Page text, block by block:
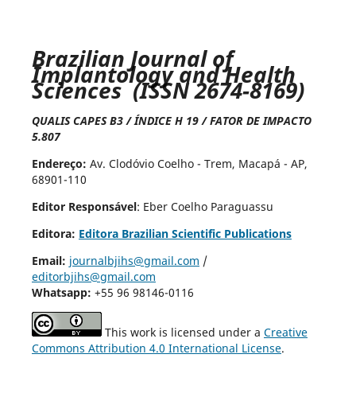
Brazilian Journal of
Implantology and Health
Sciences (ISSN 2674-8169)
QUALIS CAPES B3 / ÍNDICE H 19 / FATOR DE IMPACTO
5.807
Endereço: Av. Clodóvio Coelho - Trem, Macapá - AP,
68901-110
Editor Responsável: Eber Coelho Paraguassu
Editora: Editora Brazilian Scientific Publications
Email: journalbjihs@gmail.com /
editorbjihs@gmail.com
Whatsapp: +55 96 98146-0116
This work is licensed under a Creative
Commons Attribution 4.0 International License.